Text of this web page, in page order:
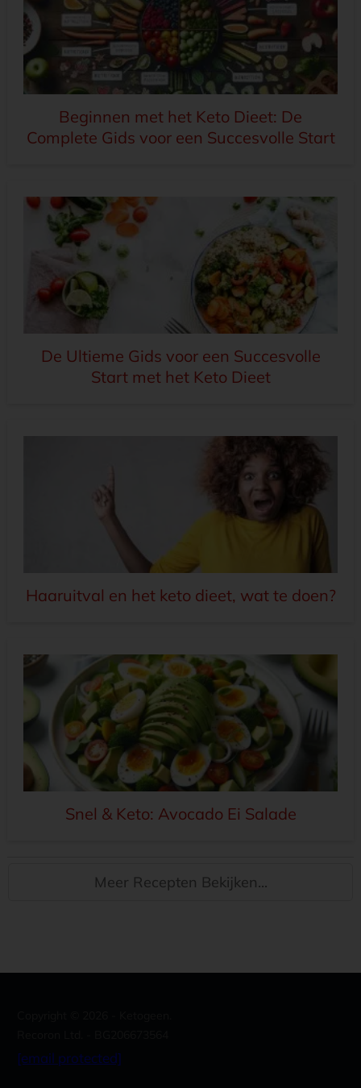
Beginnen met het Keto Dieet: De
Complete Gids voor een Succesvolle Start
De Ultieme Gids voor een Succesvolle
Start met het Keto Dieet
Haaruitval en het keto dieet, wat te doen?
Snel & Keto: Avocado Ei Salade
Meer Recepten Bekijken...
[email protected]